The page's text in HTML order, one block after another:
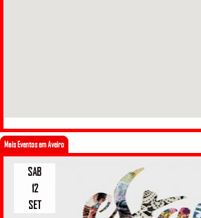
Mais Eventos em Aveiro
SAB
12
SET